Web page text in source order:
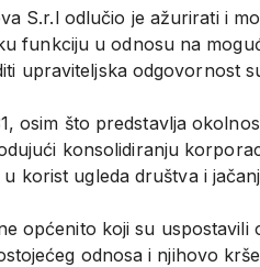
S.r.l odlučio je ažurirati i
funkciju u odnosu na
upraviteljska odgovornost
osim što predstavlja
konsolidiranju
korist ugleda društva i
općenito koji su
odnosa i njihovo